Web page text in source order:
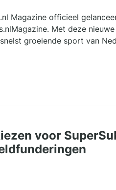
Magazine officieel
Met deze
groeiende sport van
voor